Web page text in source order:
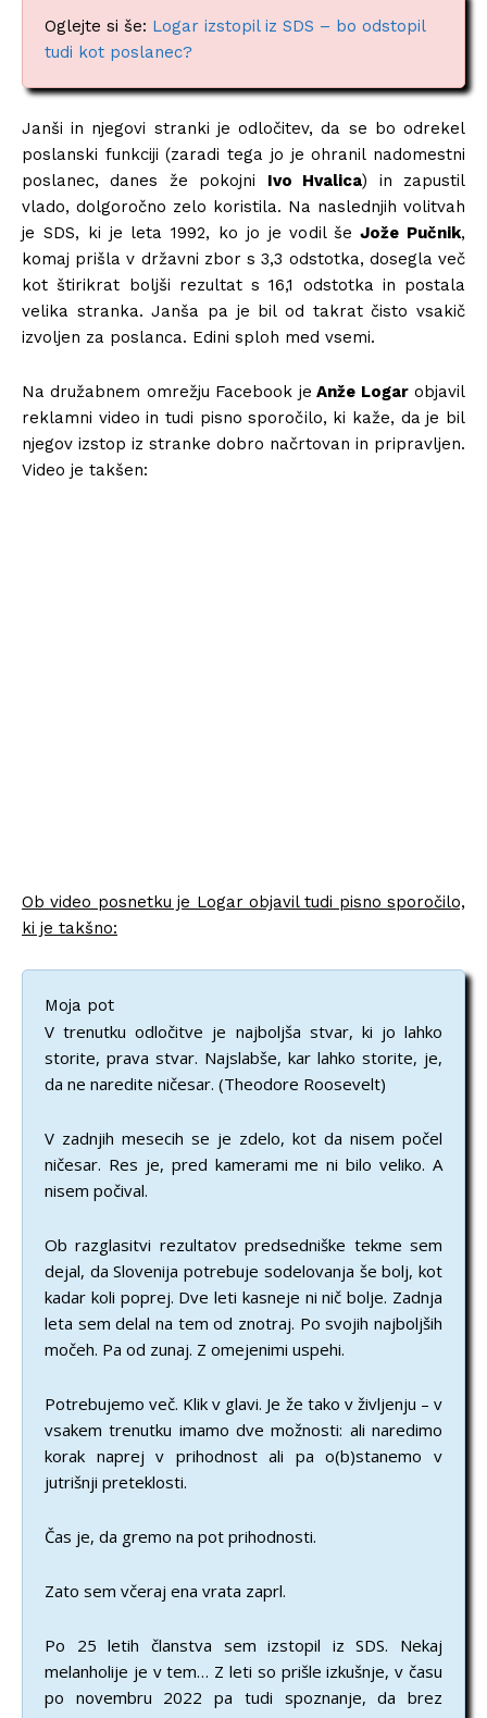
Oglejte si še: Logar izstopil iz SDS – bo odstopil
tudi kot poslanec?
Janši in njegovi stranki je odločitev, da se bo odrekel
poslanski funkciji (zaradi tega jo je ohranil nadomestni
poslanec, danes že pokojni Ivo Hvalica) in zapustil
vlado, dolgoročno zelo koristila. Na naslednjih volitvah
je SDS, ki je leta 1992, ko jo je vodil še Jože Pučnik,
komaj prišla v državni zbor s 3,3 odstotka, dosegla več
kot štirikrat boljši rezultat s 16,1 odstotka in postala
velika stranka. Janša pa je bil od takrat čisto vsakič
izvoljen za poslanca. Edini sploh med vsemi.
Na družabnem omrežju Facebook je Anže Logarobjavil
reklamni video in tudi pisno sporočilo, ki kaže, da je bil
njegov izstop iz stranke dobro načrtovan in pripravljen.
Video je takšen:
Ob video posnetku je Logar objavil tudi pisno sporočilo,
ki je takšno:
Moja pot
V trenutku odločitve je najboljša stvar, ki jo lahko
storite, prava stvar. Najslabše, kar lahko storite, je,
da ne naredite ničesar. (Theodore Roosevelt)
V zadnjih mesecih se je zdelo, kot da nisem počel
ničesar. Res je, pred kamerami me ni bilo veliko. A
nisem počival.
Ob razglasitvi rezultatov predsedniške tekme sem
dejal, da Slovenija potrebuje sodelovanja še bolj, kot
kadar koli poprej. Dve leti kasneje ni nič bolje. Zadnja
leta sem delal na tem od znotraj. Po svojih najboljših
močeh. Pa od zunaj. Z omejenimi uspehi.
Potrebujemo več. Klik v glavi. Je že tako v življenju – v
vsakem trenutku imamo dve možnosti: ali naredimo
korak naprej v prihodnost ali pa o(b)stanemo v
jutrišnji preteklosti.
Čas je, da gremo na pot prihodnosti.
Zato sem včeraj ena vrata zaprl.
Po 25 letih članstva sem izstopil iz SDS. Nekaj
melanholije je v tem… Z leti so prišle izkušnje, v času
po novembru 2022 pa tudi spoznanje, da brez